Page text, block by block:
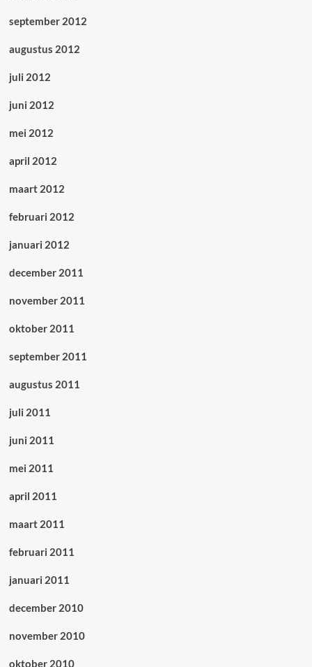
september 2012
augustus 2012
juli 2012
juni 2012
mei 2012
april 2012
maart 2012
februari 2012
januari 2012
december 2011
november 2011
oktober 2011
september 2011
augustus 2011
juli 2011
juni 2011
mei 2011
april 2011
maart 2011
februari 2011
januari 2011
december 2010
november 2010
oktober 2010